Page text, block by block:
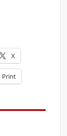
X
Print